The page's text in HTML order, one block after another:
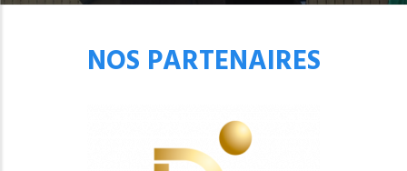
NOS PARTENAIRES